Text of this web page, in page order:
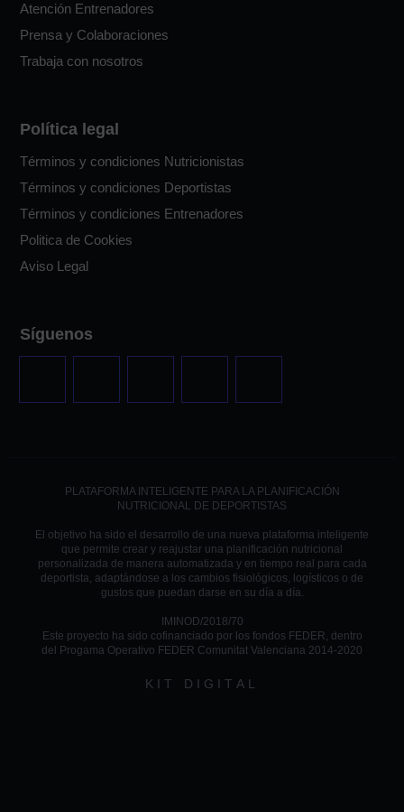
Atención Entrenadores
Prensa y Colaboraciones
Trabaja con nosotros
Política legal
Términos y condiciones Nutricionistas
Términos y condiciones Deportistas
Términos y condiciones Entrenadores
Politica de Cookies
Aviso Legal
Síguenos
PLATAFORMA INTELIGENTE PARA LA PLANIFICACIÓN
NUTRICIONAL DE DEPORTISTAS
El objetivo ha sido el desarrollo de una nueva plataforma inteligente
que permite crear y reajustar una planificación nutricional
personalizada de manera automatizada y en tiempo real para cada
deportista, adaptándose a los cambios fisiológicos, logísticos o de
gustos que puedan darse en su día a día.
IMINOD/2018/70
Este proyecto ha sido cofinanciado por los fondos FEDER, dentro
del Progama Operativo FEDER Comunitat Valenciana 2014-2020
KIT DIGITAL